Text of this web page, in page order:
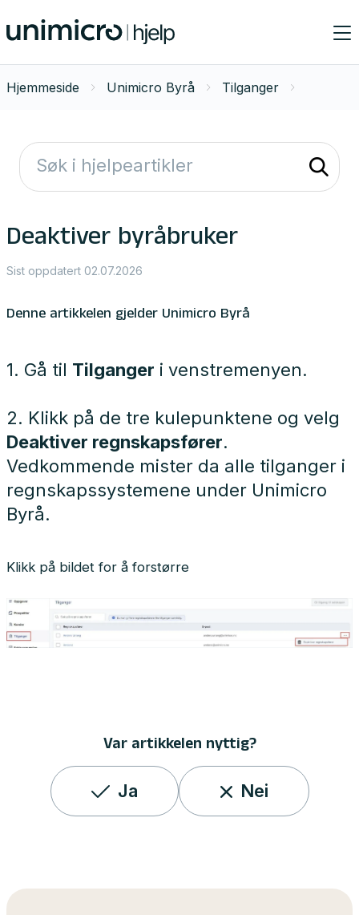
Hjemmeside Unimicro Byrå Tilganger
Deaktiver byråbruker
Sist oppdatert 02.07.2026
Denne artikkelen gjelder Unimicro Byrå
1. Gå til Tilganger i venstremenyen.
2. Klikk på de tre kulepunktene og velg
Deaktiver regnskapsfører.
Vedkommende mister da alle tilganger i
regnskapssystemene under Unimicro
Byrå.
Klikk på bildet for å forstørre
Var artikkelen nyttig?
Ja Nei